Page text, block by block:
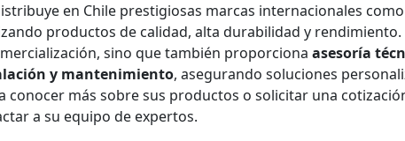
en Chile prestigiosas marcas internacionales como
productos de calidad, alta durabilidad y rendimiento.
sino que también proporcionaasesoría
y mantenimiento, asegurando soluciones
conocer más sobre sus productos o solicitar una
a su equipo de expertos.